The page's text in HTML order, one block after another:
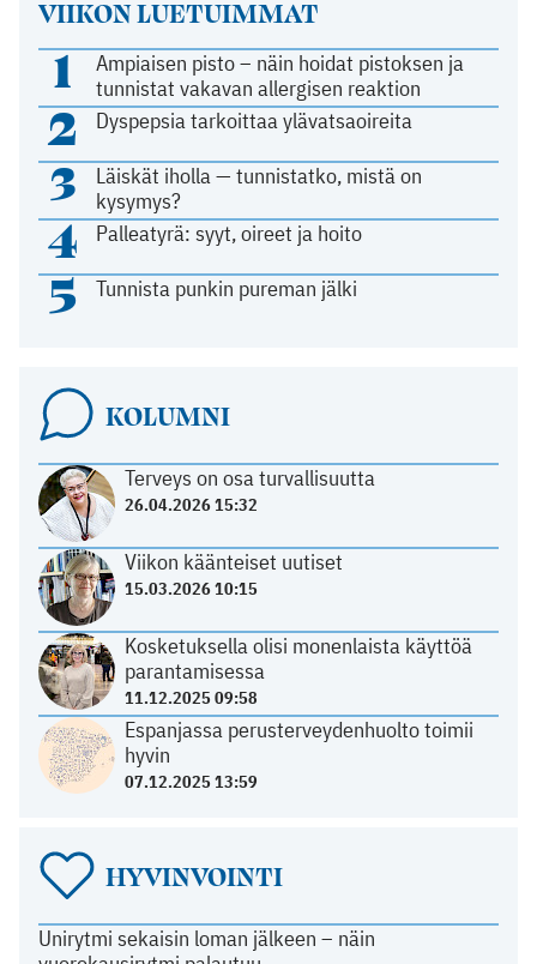
VIIKON LUETUIMMAT
1
Ampiaisen pisto – näin hoidat pistoksen ja
tunnistat vakavan allergisen reaktion
2 Dyspepsia tarkoittaa ylävatsaoireita
3
Läiskät iholla — tunnistatko, mistä on
kysymys?
4 Palleatyrä: syyt, oireet ja hoito
5 Tunnista punkin pureman jälki
KOLUMNI
Terveys on osa turvallisuutta
26.04.2026 15:32
Viikon käänteiset uutiset
15.03.2026 10:15
Kosketuksella olisi monenlaista käyttöä
parantamisessa
11.12.2025 09:58
Espanjassa perusterveydenhuolto toimii
hyvin
07.12.2025 13:59
HYVINVOINTI
Unirytmi sekaisin loman jälkeen – näin